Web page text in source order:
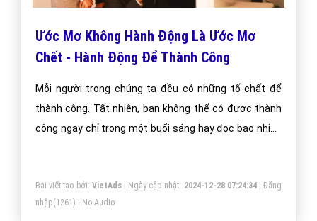
Ước Mơ Không Hành Động Là Ước Mơ
Chết - Hành Động Để Thành Công
Mỗi người trong chúng ta đều có những tố chất để
thành công. Tất nhiên, bạn không thể có được thành
công ngay chỉ trong một buổi sáng hay đọc bao nhiêu
công cũng giống với những người bình thường. Nhưng
nếu quan sát kỹ hơn, bạn sẽ thấy có sự khác biệt hoàn
Bài viết tạo bởi: VietAds| Ngày cập nhật: 2024-12-28 07:24:34|Đăng
nhập(1261) - No Audio